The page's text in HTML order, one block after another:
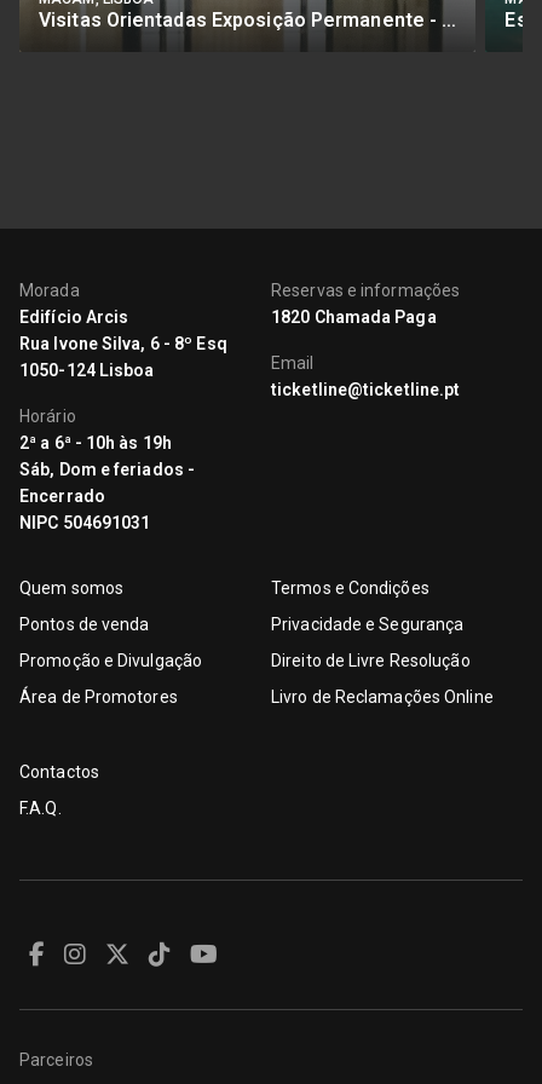
Visitas Orientadas Exposição Permanente - Inglês
Morada
Edifício Arcis
Rua Ivone Silva, 6 - 8º Esq
1050-124 Lisboa
Horário
2ª a 6ª - 10h às 19h
Sáb, Dom e feriados -
Encerrado
NIPC 504691031
Reservas e informações
1820 Chamada Paga
Email
ticketline@ticketline.pt
Quem somos
Pontos de venda
Promoção e Divulgação
Área de Promotores
Termos e Condições
Privacidade e Segurança
Direito de Livre Resolução
Livro de Reclamações Online
Contactos
F.A.Q.
Parceiros